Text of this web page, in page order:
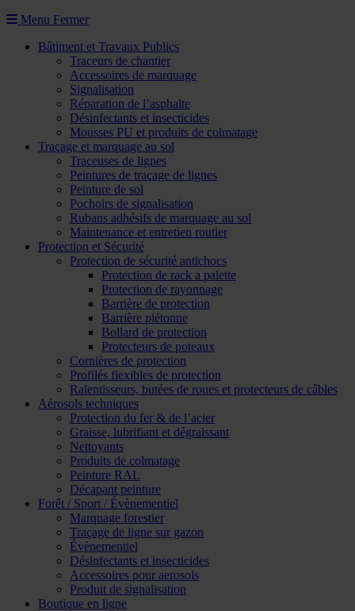
Menu Fermer
Bâtiment et Travaux Publics
Traceurs de chantier
Accessoires de marquage
Signalisation
Réparation de l’asphalte
Désinfectants et insecticides
Mousses PU et produits de colmatage
Traçage et marquage au sol
Traceuses de lignes
Peintures de traçage de lignes
Peinture de sol
Pochoirs de signalisation
Rubans adhésifs de marquage au sol
Maintenance et entretien routier
Protection et Sécurité
Protection de sécurité antichocs
Protection de rack a palette
Protection de rayonnage
Barrière de protection
Barrière piétonne
Bollard de protection
Protecteurs de poteaux
Cornières de protection
Profilés flexibles de protection
Ralentisseurs, butées de roues et protecteurs de câbles
Aérosols techniques
Protection du fer & de l’acier
Graisse, lubrifiant et dégraissant
Nettoyants
Produits de colmatage
Peinture RAL
Décapant peinture
Forêt / Sport / Évènementiel
Marquage forestier
Traçage de ligne sur gazon
Évènementiel
Désinfectants et insecticides
Accessoires pour aerosols
Produit de signalisation
Boutique en ligne